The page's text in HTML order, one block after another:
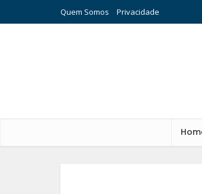
Quem Somos Privacidade